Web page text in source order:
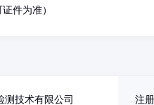
件为准）
测技术有限公司 注